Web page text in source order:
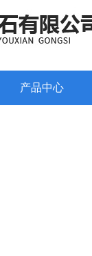
产品中心